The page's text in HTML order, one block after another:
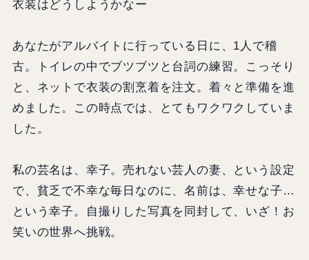
衣装はどうしようかなー
あなたがアルバイトに行っている日に、1人で稽
古。トイレの中でブツブツと台詞の練習。こっそり
と、ネットで衣装の割烹着を注文。着々と準備を進
めました。この時点では、とてもワクワクしていま
した。
私の芸名は、幸子。売れない芸人の妻、という設定
で、貧乏で不幸な毎日なのに、名前は、幸せな子…
という幸子。自撮りした写真を同封して、いざ！お
笑いの世界へ挑戦。